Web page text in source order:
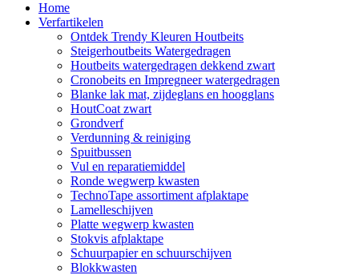
Home
Verfartikelen
Ontdek Trendy Kleuren Houtbeits
Steigerhoutbeits Watergedragen
Houtbeits watergedragen dekkend zwart
Cronobeits en Impregneer watergedragen
Blanke lak mat, zijdeglans en hoogglans
HoutCoat zwart
Grondverf
Verdunning & reiniging
Spuitbussen
Vul en reparatiemiddel
Ronde wegwerp kwasten
TechnoTape assortiment afplaktape
Lamelleschijven
Platte wegwerp kwasten
Stokvis afplaktape
Schuurpapier en schuurschijven
Blokkwasten